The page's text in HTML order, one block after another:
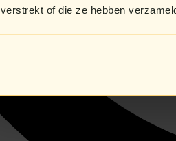
verstrekt of die ze hebben